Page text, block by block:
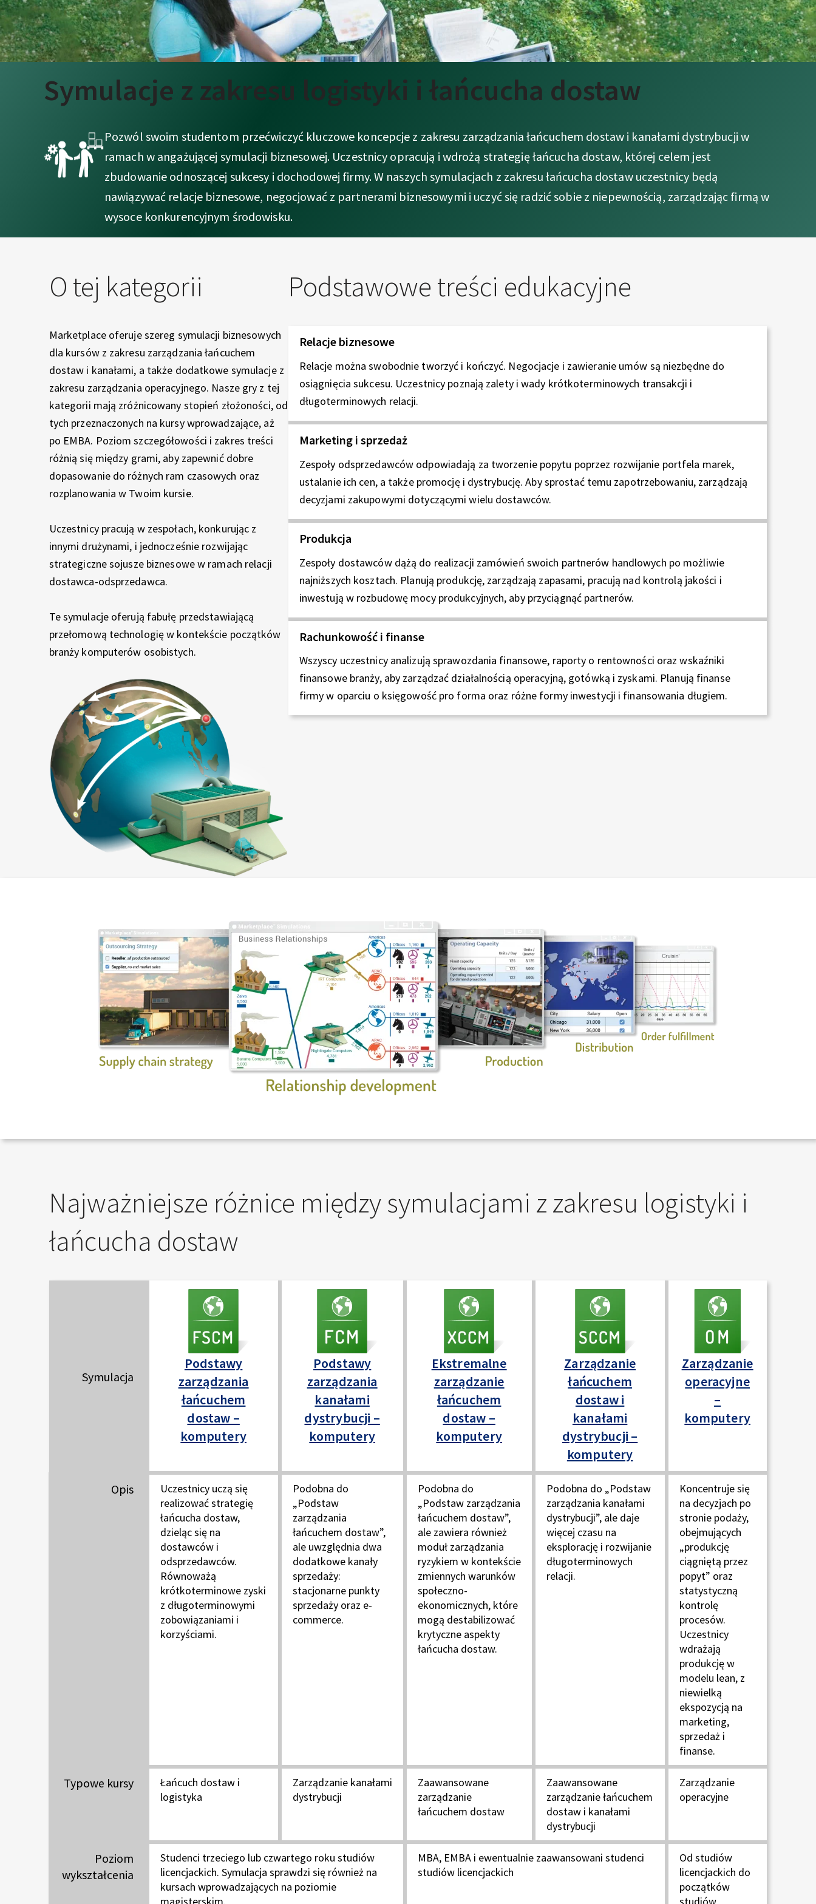
E
E
R
E
E
C
J
E
O
Y
C
Z
Ą
C
E
Ł
A
Ń
C
U
C
H
D
O
S
T
Symulacje z zakresu logistyki i łańcucha dostaw
Pozwól swoim studentom przećwiczyć kluczowe koncepcje z zakresu zarządzania łańcuchem dostaw i kanałami dystrybucji w
ramach w angażującej symulacji biznesowej. Uczestnicy opracują i wdrożą strategię łańcucha dostaw, której celem jest
zbudowanie odnoszącej sukcesy i dochodowej firmy. W naszych symulacjach z zakresu łańcucha dostaw uczestnicy będą
nawiązywać relacje biznesowe, negocjować z partnerami biznesowymi i uczyć się radzić sobie z niepewnością, zarządzając firmą w
wysoce konkurencyjnym środowisku.
O tej kategorii
Marketplace oferuje szereg symulacji biznesowych
dla kursów z zakresu zarządzania łańcuchem
dostaw i kanałami, a także dodatkowe symulacje z
zakresu zarządzania operacyjnego. Nasze gry z tej
kategorii mają zróżnicowany stopień złożoności, od
tych przeznaczonych na kursy wprowadzające, aż
po EMBA. Poziom szczegółowości i zakres treści
różnią się między grami, aby zapewnić dobre
dopasowanie do różnych ram czasowych oraz
rozplanowania w Twoim kursie.
Uczestnicy pracują w zespołach, konkurując z
innymi drużynami, i jednocześnie rozwijając
strategiczne sojusze biznesowe w ramach relacji
dostawca-odsprzedawca.
Te symulacje oferują fabułę przedstawiającą
przełomową technologię w kontekście początków
branży komputerów osobistych.
Podstawowe treści edukacyjne
Relacje biznesowe
Relacje można swobodnie tworzyć i kończyć. Negocjacje i zawieranie umów są niezbędne do
osiągnięcia sukcesu. Uczestnicy poznają zalety i wady krótkoterminowych transakcji i
długoterminowych relacji.
Marketing i sprzedaż
Zespoły odsprzedawców odpowiadają za tworzenie popytu poprzez rozwijanie portfela marek,
ustalanie ich cen, a także promocję i dystrybucję. Aby sprostać temu zapotrzebowaniu, zarządzają
decyzjami zakupowymi dotyczącymi wielu dostawców.
Produkcja
Zespoły dostawców dążą do realizacji zamówień swoich partnerów handlowych po możliwie
najniższych kosztach. Planują produkcję, zarządzają zapasami, pracują nad kontrolą jakości i
inwestują w rozbudowę mocy produkcyjnych, aby przyciągnąć partnerów.
Rachunkowość i finanse
Wszyscy uczestnicy analizują sprawozdania finansowe, raporty o rentowności oraz wskaźniki
finansowe branży, aby zarządzać działalnością operacyjną, gotówką i zyskami. Planują finanse
firmy w oparciu o księgowość pro forma oraz różne formy inwestycji i finansowania długiem.
Najważniejsze różnice między symulacjami z zakresu logistyki i
łańcucha dostaw
Symulacja
Podstawy
zarządzania
łańcuchem
dostaw –
komputery
Podstawy
zarządzania
kanałami
dystrybucji –
komputery
Ekstremalne
zarządzanie
łańcuchem
dostaw –
komputery
Zarządzanie
łańcuchem
dostaw i
kanałami
dystrybucji –
komputery
Zarządzanie
operacyjne
–
komputery
Opis
Uczestnicy uczą się
realizować strategię
łańcucha dostaw,
dzieląc się na
dostawców i
odsprzedawców.
Równoważą
krótkoterminowe zyski
z długoterminowymi
zobowiązaniami i
korzyściami.
Podobna do
„Podstaw
zarządzania
łańcuchem dostaw”,
ale uwzględnia dwa
dodatkowe kanały
sprzedaży:
stacjonarne punkty
sprzedaży oraz e-
commerce.
Podobna do
„Podstaw zarządzania
łańcuchem dostaw”,
ale zawiera również
moduł zarządzania
ryzykiem w kontekście
zmiennych warunków
społeczno-
ekonomicznych, które
mogą destabilizować
krytyczne aspekty
łańcucha dostaw.
Podobna do „Podstaw
zarządzania kanałami
dystrybucji”, ale daje
więcej czasu na
eksplorację i rozwijanie
długoterminowych
relacji.
Koncentruje się
na decyzjach po
stronie podaży,
obejmujących
„produkcję
ciągniętą przez
popyt” oraz
statystyczną
kontrolę
procesów.
Uczestnicy
wdrażają
produkcję w
modelu lean, z
niewielką
ekspozycją na
marketing,
sprzedaż i
finanse.
Typowe kursy
Łańcuch dostaw i
logistyka
Zarządzanie kanałami
dystrybucji
Zaawansowane
zarządzanie
łańcuchem dostaw
Zaawansowane
zarządzanie łańcuchem
dostaw i kanałami
dystrybucji
Zarządzanie
operacyjne
Poziom
wykształcenia
Studenci trzeciego lub czwartego roku studiów
licencjackich. Symulacja sprawdzi się również na
kursach wprowadzających na poziomie
MBA, EMBA i ewentualnie zaawansowani studenci
studiów licencjackich
Od studiów
licencjackich do
początków